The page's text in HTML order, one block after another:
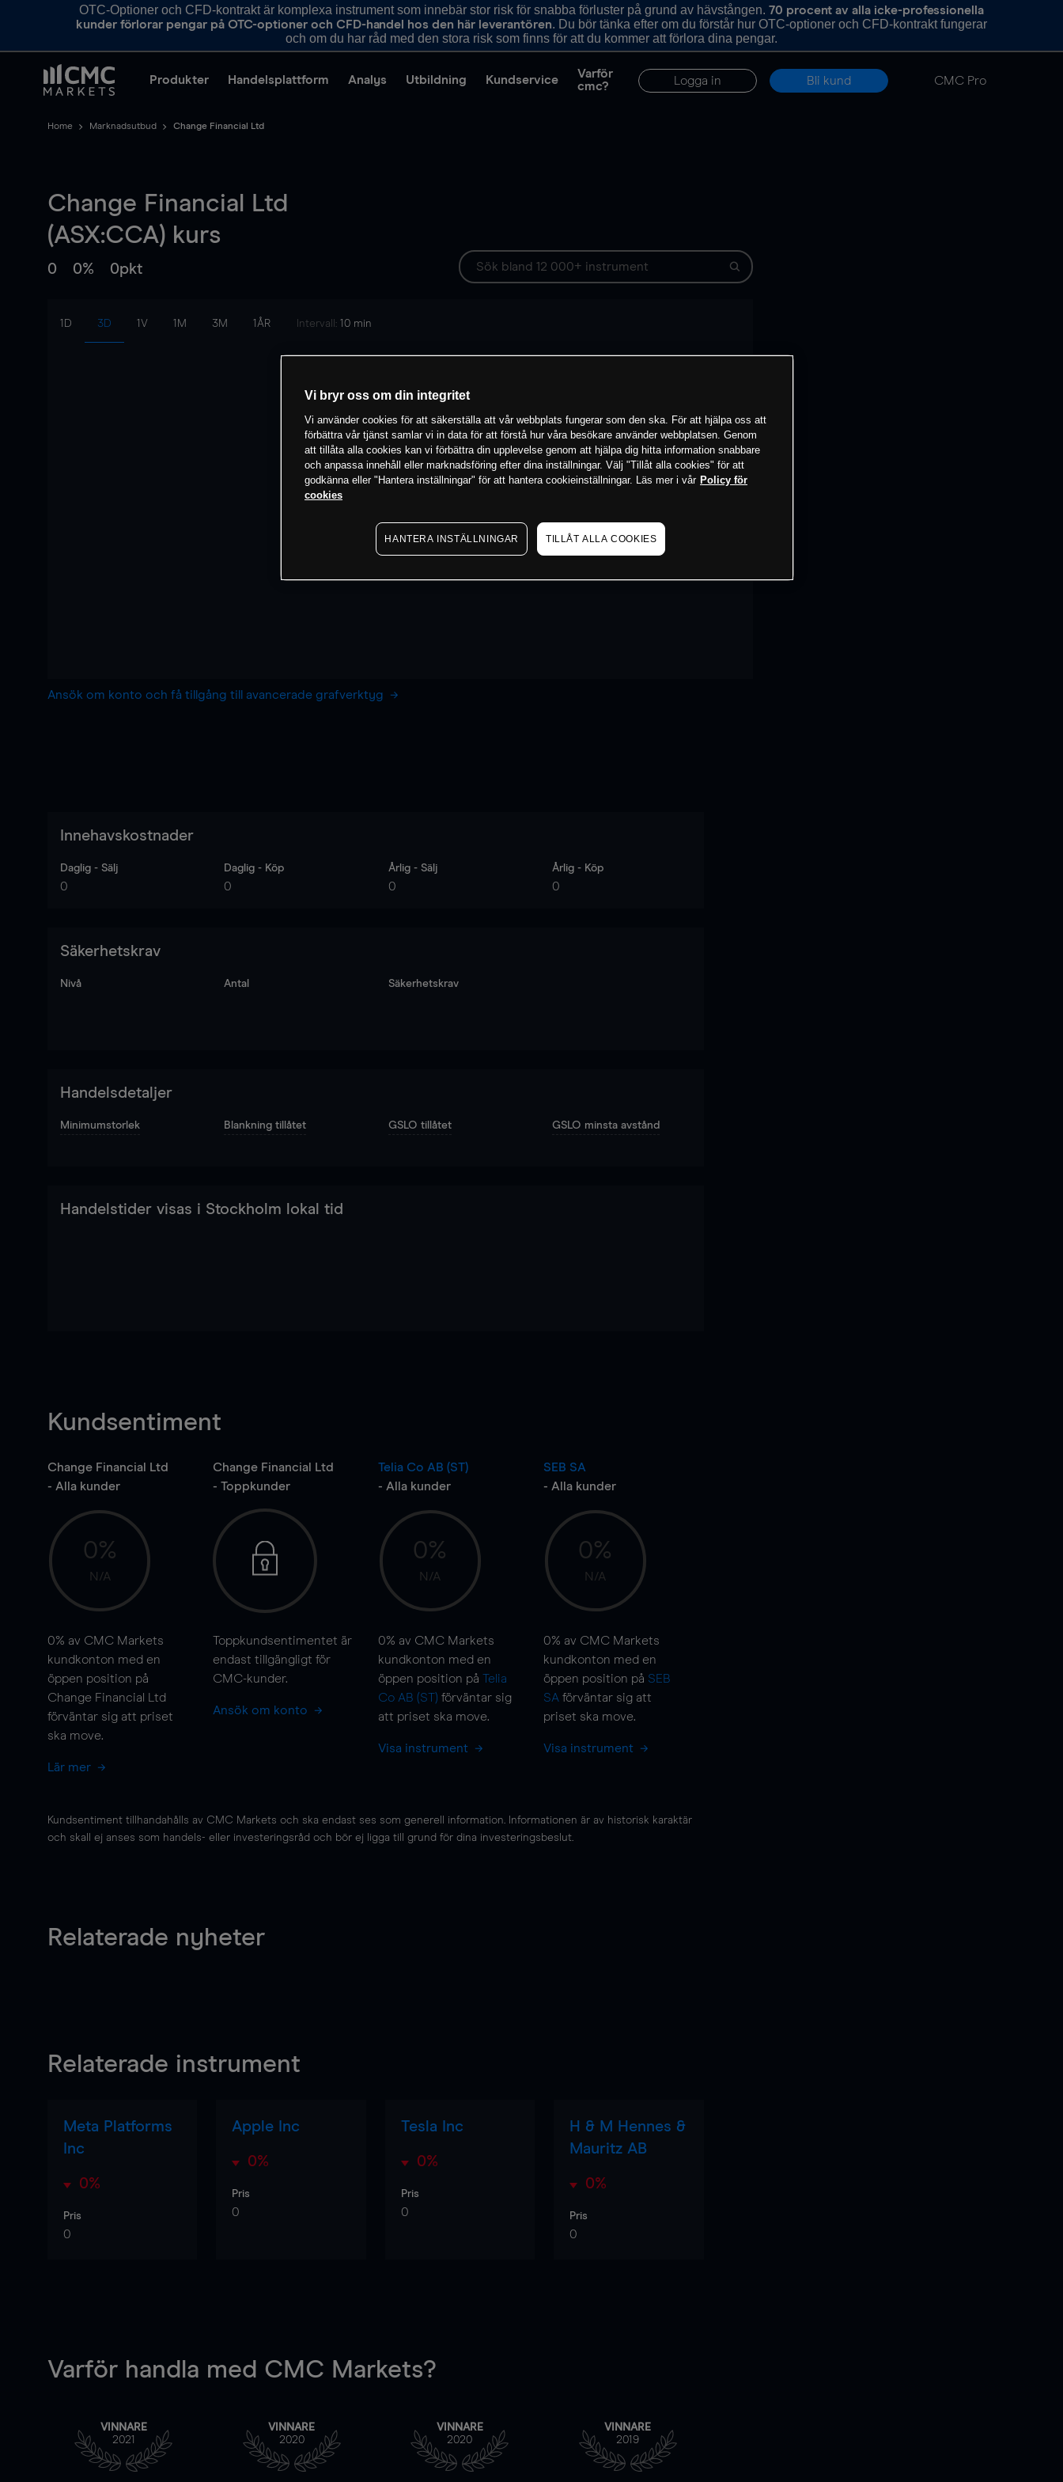
OTC-Optioner och CFD-kontrakt är komplexa instrument som innebär stor risk för snabba förluster på grund av hävstången. 70 procent av alla icke-professionella
kunder förlorar pengar på OTC-optioner och CFD-handel hos den här leverantören. Du bör tänka efter om du förstår hur OTC-optioner och CFD-kontrakt fungerar
och om du har råd med den stora risk som finns för att du kommer att förlora dina pengar.
Produkter Handelsplattform Analys Utbildning Kundservice
Varför
cmc?
Logga in Bli kund CMC Pro
Home Marknadsutbud Change Financial Ltd
Change Financial Ltd
(ASX:CCA) kurs
0 0% 0pkt
1D 3D 1V 1M 3M 1ÅR Intervall: 10 min
Ansök om konto och få tillgång till avancerade grafverktyg
Innehavskostnader
Daglig - Sälj
0
Daglig - Köp
0
Årlig - Sälj
0
Årlig - Köp
0
Säkerhetskrav
Nivå Antal Säkerhetskrav
Handelsdetaljer
Minimumstorlek Blankning tillåtet GSLO tillåtet GSLO minsta avstånd
Handelstider visas i Stockholm lokal tid
Kundsentiment
Change Financial Ltd
- Alla kunder
0%
N/A
0% av CMC Markets
kundkonton med en
öppen position på
Change Financial Ltd
förväntar sig att priset
ska move.
Lär mer
Change Financial Ltd
- Toppkunder
Toppkundsentimentet är
endast tillgängligt för
CMC-kunder.
Ansök om konto
Telia Co AB (ST)
- Alla kunder
0%
N/A
0% av CMC Markets
kundkonton med en
öppen position på Telia
Co AB (ST) förväntar sig
att priset ska move.
Visa instrument
SEB SA
- Alla kunder
0%
N/A
0% av CMC Markets
kundkonton med en
öppen position på SEB
SA förväntar sig att
priset ska move.
Visa instrument
Kundsentiment tillhandahålls av CMC Markets och ska endast ses som generell information. Informationen är av historisk karaktär
och skall ej anses som handels- eller investeringsråd och bör ej ligga till grund för dina investeringsbeslut.
Relaterade nyheter
Relaterade instrument
Meta Platforms
Inc
0%
Pris
0
Apple Inc
0%
Pris
0
Tesla Inc
0%
Pris
0
H & M Hennes &
Mauritz AB
0%
Pris
0
Varför handla med CMC Markets?
VINNARE
2021
VINNARE
2020
VINNARE
2020
VINNARE
2019
Vi bryr oss om din integritet
Vi använder cookies för att säkerställa att vår webbplats fungerar som den ska. För att hjälpa oss att
förbättra vår tjänst samlar vi in data för att förstå hur våra besökare använder webbplatsen. Genom
att tillåta alla cookies kan vi förbättra din upplevelse genom att hjälpa dig hitta information snabbare
och anpassa innehåll eller marknadsföring efter dina inställningar. Välj "Tillåt alla cookies" för att
godkänna eller "Hantera inställningar" för att hantera cookieinställningar. Läs mer i vår Policy för
cookies
HANTERA INSTÄLLNINGAR TILLÅT ALLA COOKIES